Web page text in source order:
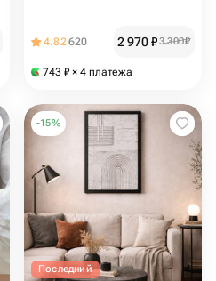
4.82620 2 970₽3 300₽
743 ₽ × 4 платежа
-15%
Последний